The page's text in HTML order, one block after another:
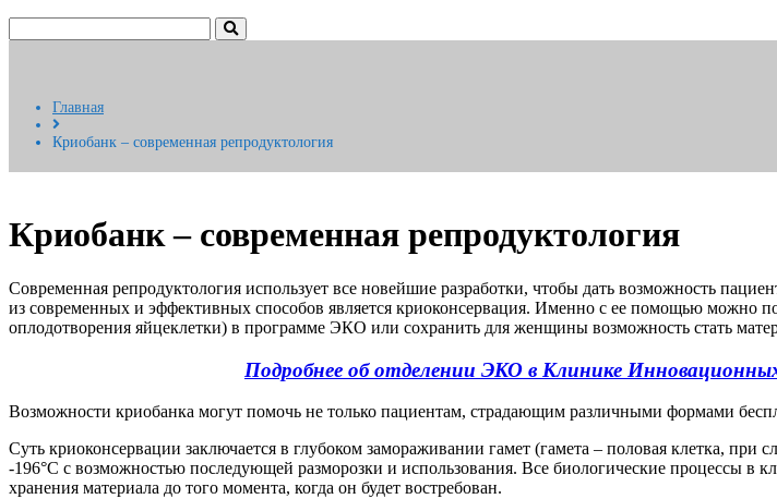
Главная
Криобанк – современная репродуктология
Криобанк – современная репродуктология
Современная репродуктология использует все новейшие разработки, чтобы дать возможность
из современных и эффективных способов является криоконсервация. Именно с ее помощью можно
оплодотворения яйцеклетки) в программе ЭКО или сохранить для женщины возможность стать
Подробнее об отделении ЭКО в Клинике
Возможности криобанка могут помочь не только пациентам, страдающим различными формами
Суть криоконсервации заключается в глубоком замораживании гамет (гамета – половая клетка,
-196°С с возможностью последующей разморозки и использования. Все биологические процессы в
хранения материала до того момента, когда он будет востребован.